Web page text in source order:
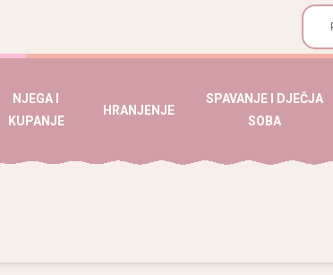
NJEGA I
KUPANJE
HRANJENJE
SPAVANJE I DJEČJA
SOBA